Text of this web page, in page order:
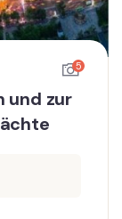
5
und zur